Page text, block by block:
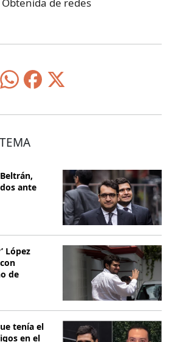
Beltrán,
ante
López
de
tenía el
en el